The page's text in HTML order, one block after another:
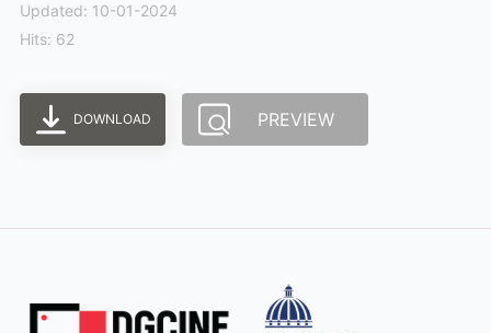
Updated: 10-01-2024
Hits: 62
DOWNLOAD PREVIEW